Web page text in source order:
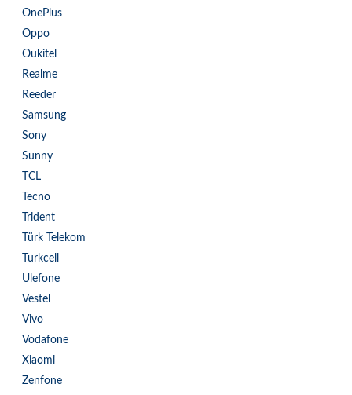
OnePlus
Oppo
Oukitel
Realme
Reeder
Samsung
Sony
Sunny
TCL
Tecno
Trident
Türk Telekom
Turkcell
Ulefone
Vestel
Vivo
Vodafone
Xiaomi
Zenfone